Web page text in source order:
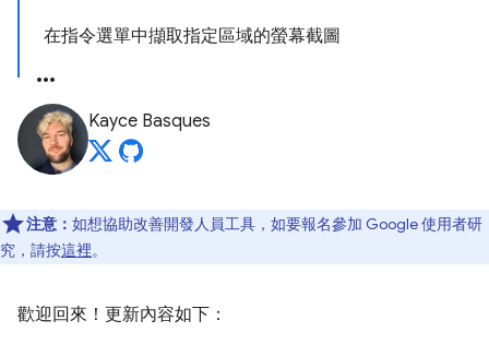
在指令選單中擷取指定區域的螢幕截圖
Kayce Basques
注意： 如想協助改善開發人員工具，如要報名參加 Google 使用者研
究，請按這裡。
歡迎回來！更新內容如下：